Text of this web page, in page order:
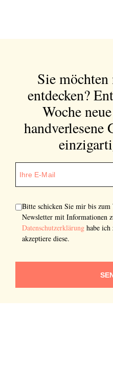
Sie möchten
entdecken?
Woche
handverlesene
Bitte schicken Sie mir bis
Newsletter mit Informationen
Datenschutzerklärung habe
akzeptiere diese.